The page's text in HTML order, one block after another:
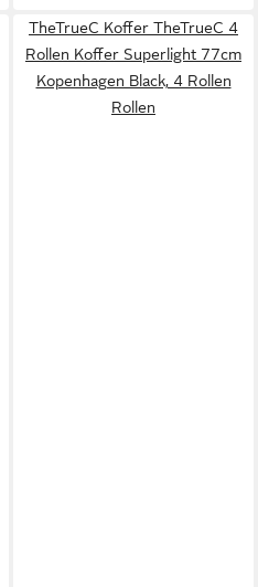
TheTrueC Koffer TheTrueC 4
Rollen Koffer Superlight 77cm
Kopenhagen Black, 4 Rollen
Rollen